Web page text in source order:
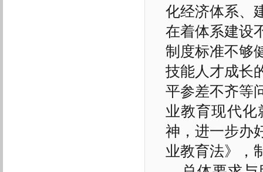
化经济体系、
在着体系建设
制度标准不够
技能人才成长
平参差不齐等
业教育现代化
神，进一步办
业教育法》，